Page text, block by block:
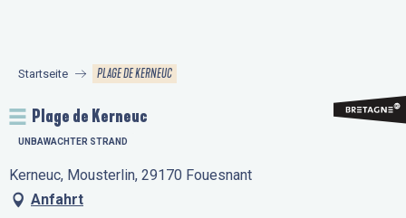
principal
Startseite PLAGE DE KERNEUC
Plage de Kerneuc
UNBAWACHTER STRAND
Kerneuc, Mousterlin, 29170 Fouesnant
Anfahrt